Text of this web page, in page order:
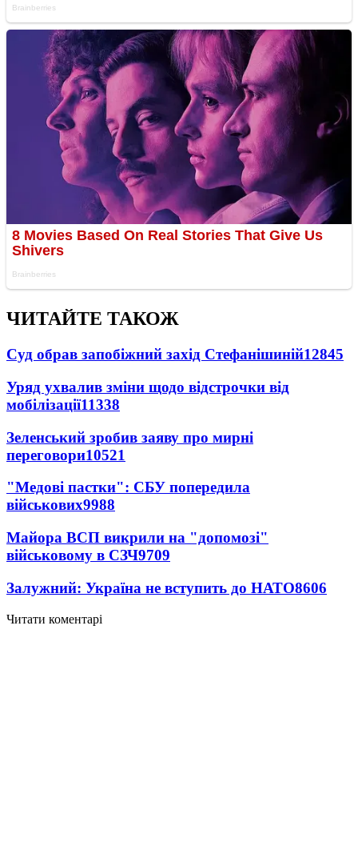
ЧИТАЙТЕ ТАКОЖ
Суд обрав запобіжний захід Стефанішиній12845
Уряд ухвалив зміни щодо відстрочки від
мобілізації11338
Зеленський зробив заяву про мирні
переговори10521
"Медові пастки": СБУ попередила
військових9988
Майора ВСП викрили на "допомозі"
військовому в СЗЧ9709
Залужний: Україна не вступить до НАТО8606
Читати коментарі